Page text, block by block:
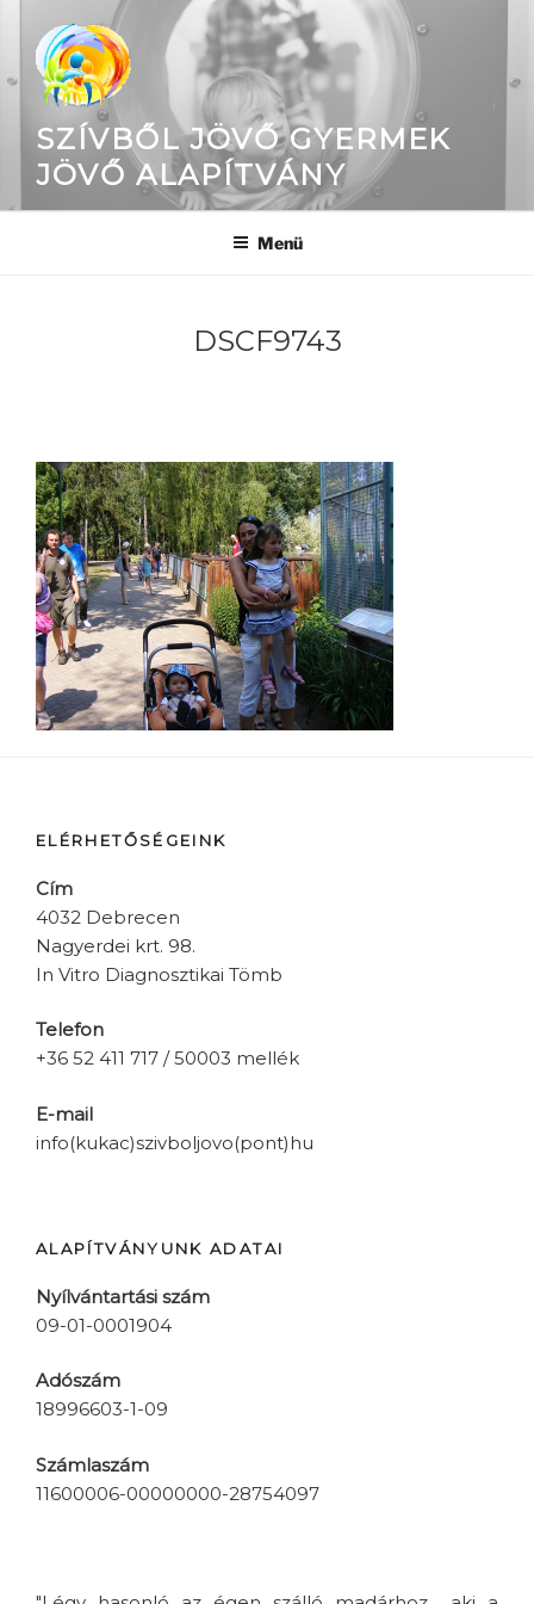
SZÍVBŐL JÖVŐ GYERMEK
JÖVŐ ALAPÍTVÁNY
Menü
DSCF9743
ELÉRHETŐSÉGEINK
Cím
4032 Debrecen
Nagyerdei krt. 98.
In Vitro Diagnosztikai Tömb
Telefon
+36 52 411 717 / 50003 mellék
E-mail
info(kukac)szivboljovo(pont)hu
ALAPÍTVÁNYUNK ADATAI
Nyílvántartási szám
09-01-0001904
Adószám
18996603-1-09
Számlaszám
11600006-00000000-28754097